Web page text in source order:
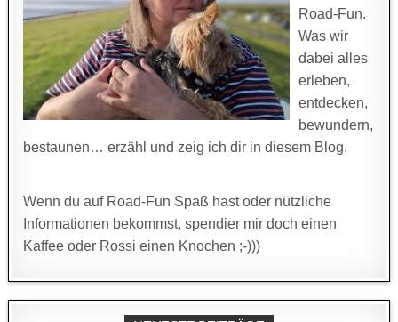
Road-Fun.
Was wir
dabei alles
erleben,
entdecken,
bewundern,
bestaunen… erzähl und zeig ich dir in diesem Blog.
Wenn du auf Road-Fun Spaß hast oder nützliche
Informationen bekommst, spendier mir doch einen
Kaffee oder Rossi einen Knochen ;-)))